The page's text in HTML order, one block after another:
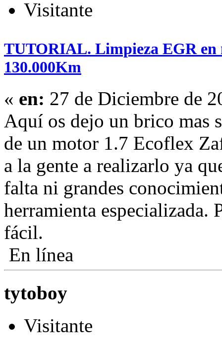
Visitante
TUTORIAL. Limpieza EGR
130.000Km
« en: 27 de Diciembre de
Aquí os dejo un brico mas
de un motor 1.7 Ecoflex
a la gente a realizarlo ya
falta ni grandes
herramienta especializada.
fácil.
En línea
tytoboy
Visitante